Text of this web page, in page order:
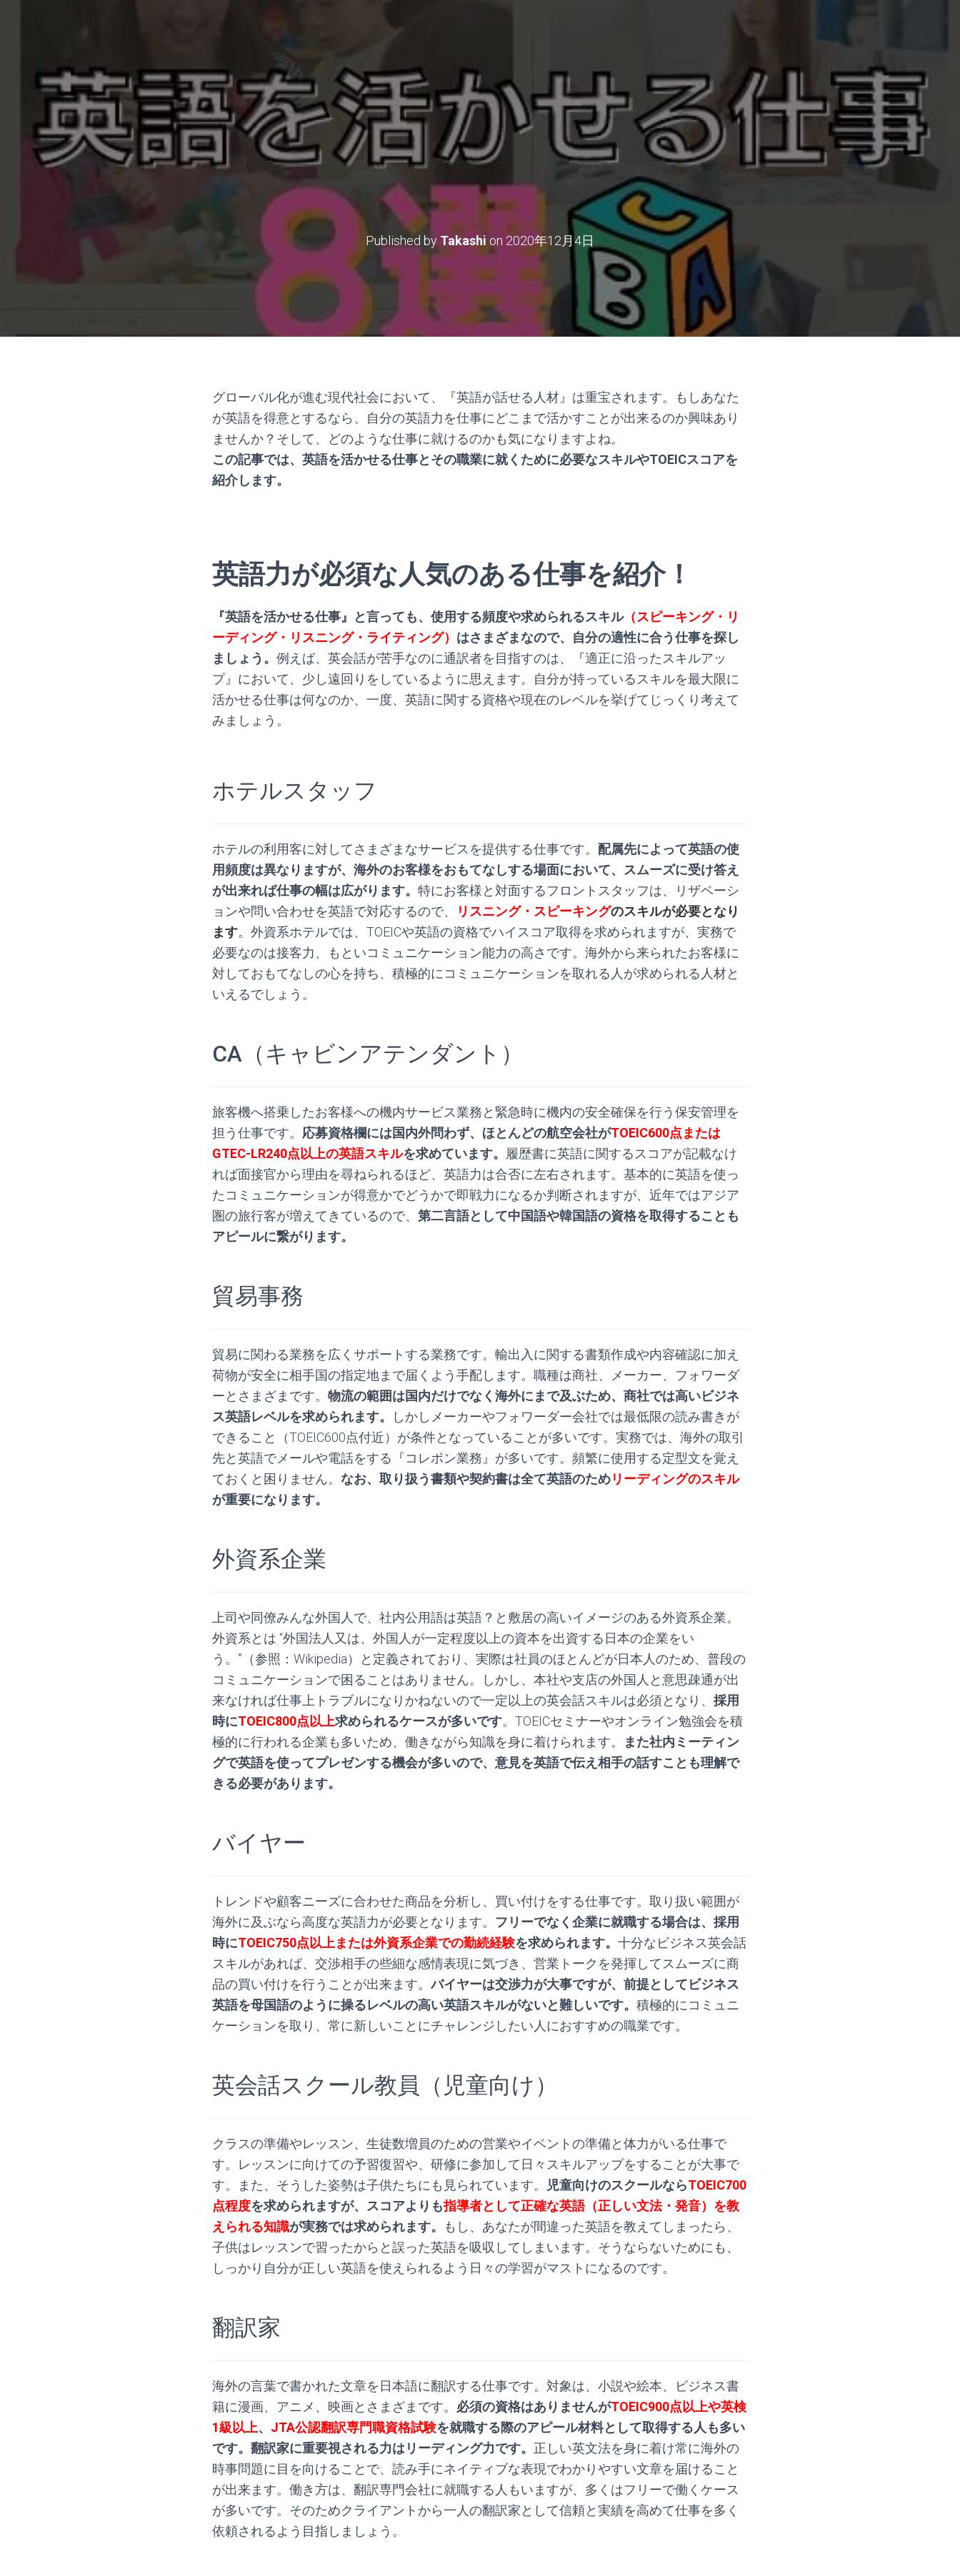
英語を活かせる仕事【8選】英語を使う仕事って何が
あるの？
Published by Takashion 2020年12月4日
グローバル化が進む現代社会において、『英語が話せる人材』は重宝されます。もしあなた
が英語を得意とするなら、自分の英語力を仕事にどこまで活かすことが出来るのか興味あり
ませんか？そして、どのような仕事に就けるのかも気になりますよね。
この記事では、英語を活かせる仕事とその職業に就くために必要なスキルやTOEICスコアを
紹介します。
英語力が必須な人気のある仕事を紹介！
『英語を活かせる仕事』と言っても、使用する頻度や求められるスキル（スピーキング・リ
ーディング・リスニング・ライティング） はさまざまなので、自分の適性に合う仕事を探し
ましょう。 例えば、英会話が苦手なのに通訳者を目指すのは、『適正に沿ったスキルアッ
プ』において、少し遠回りをしているように思えます。自分が持っているスキルを最大限に
活かせる仕事は何なのか、一度、英語に関する資格や現在のレベルを挙げてじっくり考えて
みましょう。
ホテルスタッフ
ホテルの利用客に対してさまざまなサービスを提供する仕事です。 配属先によって英語の使
用頻度は異なりますが、海外のお客様をおもてなしする場面において、スムーズに受け答え
が出来れば仕事の幅は広がります。 特にお客様と対面するフロントスタッフは、リザベーシ
ョンや問い合わせを英語で対応するので、
リスニング・スピーキングのスキルが必要となり
ます。 外資系ホテルでは、TOEICや英語の資格でハイスコア取得を求められますが、実務で
必要なのは接客力、もといコミュニケーション能力の高さです。海外から来られたお客様に
対しておもてなしの心を持ち、積極的にコミュニケーションを取れる人が求められる人材と
いえるでしょう。
CA（キャビンアテンダント）
旅客機へ搭乗したお客様への機内サービス業務と緊急時に機内の安全確保を行う保安管理を
担う仕事です。 応募資格欄には国内外問わず、ほとんどの航空会社がTOEIC600点または
GTEC-LR240点以上の英語スキルを求めています。 履歴書に英語に関するスコアが記載なけ
れば面接官から理由を尋ねられるほど、英語力は合否に左右されます。基本的に英語を使っ
たコミュニケーションが得意かでどうかで即戦力になるか判断されますが、近年ではアジア
圏の旅行客が増えてきているので、 第二言語として中国語や韓国語の資格を取得することも
アピールに繋がります。
貿易事務
貿易に関わる業務を広くサポートする業務です。輸出入に関する書類作成や内容確認に加え
荷物が安全に相手国の指定地まで届くよう手配します。職種は商社、メーカー、フォワーダ
ーとさまざまです。 物流の範囲は国内だけでなく海外にまで及ぶため、商社では高いビジネ
ス英語レベルを求められます。
しかしメーカーやフォワーダー会社では最低限の読み書きが
できること（TOEIC600点付近）が条件となっていることが多いです。実務では、海外の取引
先と英語でメールや電話をする『コレポン業務』が多いです。頻繁に使用する定型文を覚え
ておくと困りません。 なお、取り扱う書類や契約書は全て英語のためリーディングのスキル
が重要になります。
外資系企業
上司や同僚みんな外国人で、社内公用語は英語？と敷居の高いイメージのある外資系企業。
外資系とは “外国法人又は、外国人が一定程度以上の資本を出資する日本の企業をい
う。”（参照：Wikipedia）と定義されており、実際は社員のほとんどが日本人のため、普段の
コミュニケーションで困ることはありません。しかし、本社や支店の外国人と意思疎通が出
来なければ仕事上トラブルになりかねないので一定以上の英会話スキルは必須となり、 採用
時にTOEIC800点以上求められるケースが多いです。TOEICセミナーやオンライン勉強会を積
極的に行われる企業も多いため、働きながら知識を身に着けられます。
また社内ミーティン
グで英語を使ってプレゼンする機会が多いので、意見を英語で伝え相手の話すことも理解で
きる必要があります。
バイヤー
トレンドや顧客ニーズに合わせた商品を分析し、買い付けをする仕事です。取り扱い範囲が
海外に及ぶなら高度な英語力が必要となります。 フリーでなく企業に就職する場合は、 採用
時にTOEIC750点以上または外資系企業での勤続経験を求められます。 十分なビジネス英会話
スキルがあれば、交渉相手の些細な感情表現に気づき、営業トークを発揮してスムーズに商
品の買い付けを行うことが出来ます。バイヤーは交渉力が大事ですが、前提としてビジネス
英語を母国語のように操るレベルの高い英語スキルがないと難しいです。 積極的にコミュニ
ケーションを取り、常に新しいことにチャレンジしたい人におすすめの職業です。
英会話スクール教員（児童向け）
クラスの準備やレッスン、生徒数増員のための営業やイベントの準備と体力がいる仕事で
す。レッスンに向けての予習復習や、研修に参加して日々スキルアップをすることが大事で
す。また、そうした姿勢は子供たちにも見られています。
児童向けのスクールならTOEIC700
点程度を求められますが、スコアよりも指導者として正確な英語（正しい文法・発音）を教
えられる知識が実務では求められます。
もし、あなたが間違った英語を教えてしまったら、
子供はレッスンで習ったからと誤った英語を吸収してしまいます。そうならないためにも、
しっかり自分が正しい英語を使えられるよう日々の学習がマストになるのです。
翻訳家
海外の言葉で書かれた文章を日本語に翻訳する仕事です。対象は、小説や絵本、ビジネス書
籍に漫画、アニメ、映画とさまざまです。 必須の資格はありませんがTOEIC900点以上や英検
1級以上、 JTA公認翻訳専門職資格試験を就職する際のアピール材料として取得する人も多い
です。翻訳家に重要視される力はリーディング力です。 正しい英文法を身に着け常に海外の
時事問題に目を向けることで、読み手にネイティブな表現でわかりやすい文章を届けること
が出来ます。働き方は、翻訳専門会社に就職する人もいますが、多くはフリーで働くケース
が多いです。そのためクライアントから一人の翻訳家として信頼と実績を高めて仕事を多く
依頼されるよう目指しましょう。